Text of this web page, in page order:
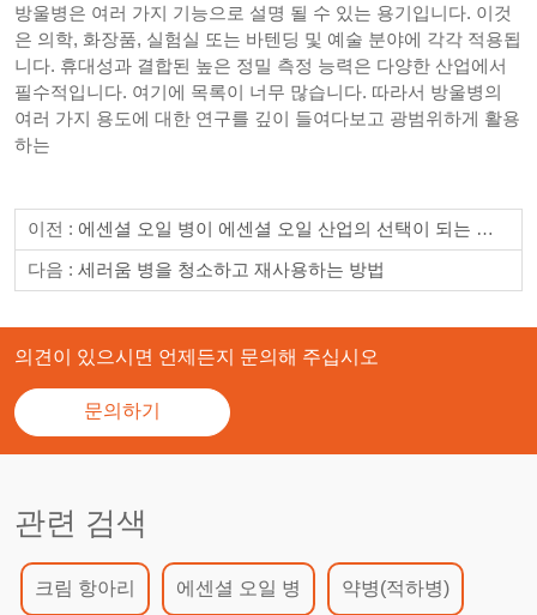
방울병은 여러 가지 기능으로 설명 될 수 있는 용기입니다. 이것
은 의학, 화장품, 실험실 또는 바텐딩 및 예술 분야에 각각 적용됩
니다. 휴대성과 결합된 높은 정밀 측정 능력은 다양한 산업에서
필수적입니다. 여기에 목록이 너무 많습니다. 따라서 방울병의
여러 가지 용도에 대한 연구를 깊이 들여다보고 광범위하게 활용
하는
이전 : 에센셜 오일 병이 에센셜 오일 산업의 선택이 되는 이유
다음 : 세러움 병을 청소하고 재사용하는 방법
의견이 있으시면 언제든지 문의해 주십시오
문의하기
관련 검색
크림 항아리 에센셜 오일 병 약병(적하병)